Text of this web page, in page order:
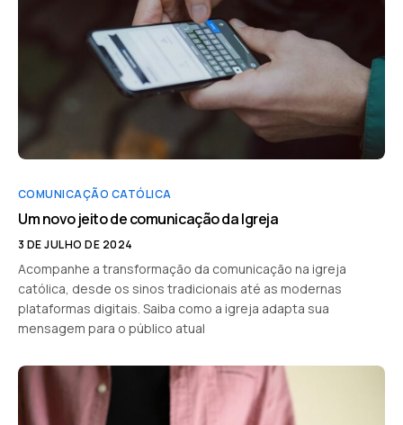
COMUNICAÇÃO CATÓLICA
Um novo jeito de comunicação da Igreja
3 DE JULHO DE 2024
Acompanhe a transformação da comunicação na igreja
católica, desde os sinos tradicionais até as modernas
plataformas digitais. Saiba como a igreja adapta sua
mensagem para o público atual